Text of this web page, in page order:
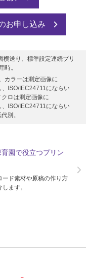
お申し込み
送り、標準設定連続プリ
時。
カラーは測定画像に
ISO/IEC24711にならい
ロは測定画像に
ISO/IEC24711にならい
別。
園で役立つプリン
ード素材や原稿の作り方
ます。